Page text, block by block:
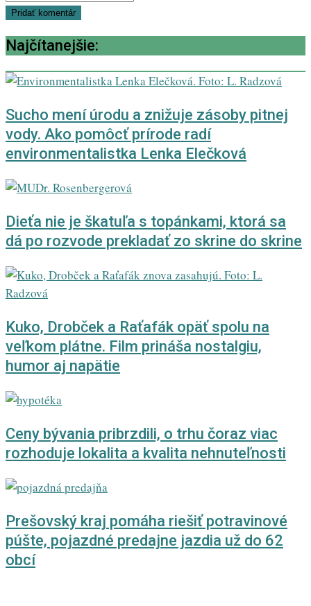
Najčítanejšie:
Sucho mení úrodu a znižuje zásoby pitnej
vody. Ako pomôcť prírode radí
environmentalistka Lenka Elečková
Dieťa nie je škatuľa s topánkami, ktorá sa
dá po rozvode prekladať zo skrine do skrine
Kuko, Drobček a Raťafák opäť spolu na
veľkom plátne. Film prináša nostalgiu,
humor aj napätie
Ceny bývania pribrzdili, o trhu čoraz viac
rozhoduje lokalita a kvalita nehnuteľnosti
Prešovský kraj pomáha riešiť potravinové
púšte, pojazdné predajne jazdia už do 62
obcí